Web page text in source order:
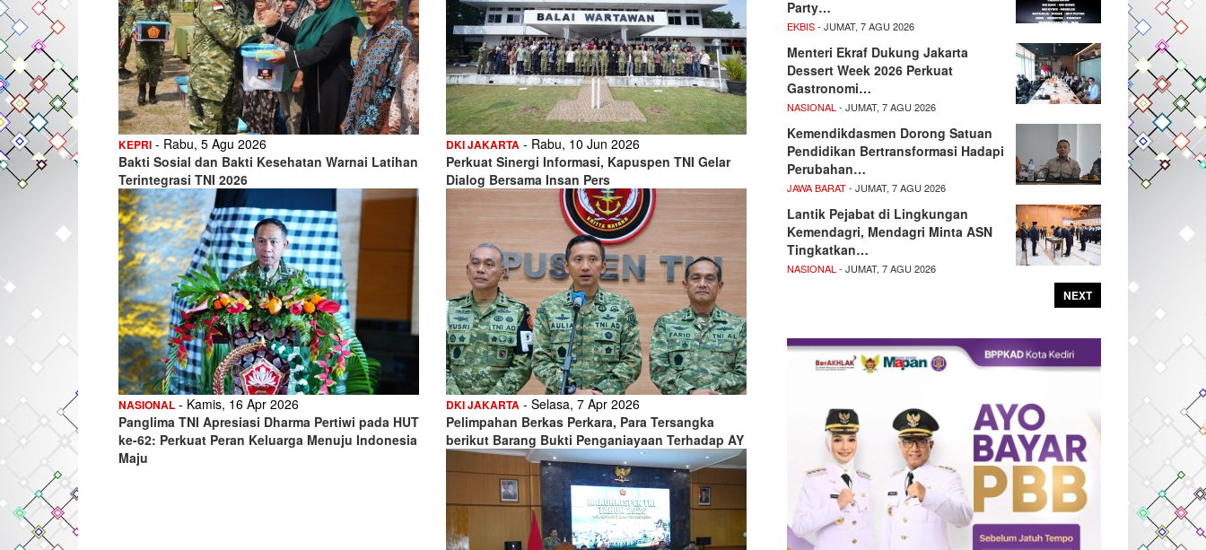
KEPRI - Rabu, 5 Agu 2026
Bakti Sosial dan Bakti Kesehatan Warnai Latihan
Terintegrasi TNI 2026
DKI JAKARTA - Rabu, 10 Jun 2026
Perkuat Sinergi Informasi, Kapuspen TNI Gelar
Dialog Bersama Insan Pers
NASIONAL - Kamis, 16 Apr 2026
Panglima TNI Apresiasi Dharma Pertiwi pada HUT
ke-62: Perkuat Peran Keluarga Menuju Indonesia
Maju
DKI JAKARTA - Selasa, 7 Apr 2026
Pelimpahan Berkas Perkara, Para Tersangka
berikut Barang Bukti Penganiayaan Terhadap AY
Party…
EKBIS- JUMAT, 7 AGU 2026
Menteri Ekraf Dukung Jakarta
Dessert Week 2026 Perkuat
Gastronomi…
NASIONAL - JUMAT, 7 AGU 2026
Kemendikdasmen Dorong Satuan
Pendidikan Bertransformasi Hadapi
Perubahan…
JAWA BARAT- JUMAT, 7 AGU 2026
Lantik Pejabat di Lingkungan
Kemendagri, Mendagri Minta ASN
Tingkatkan…
NASIONAL - JUMAT, 7 AGU 2026
NEXT